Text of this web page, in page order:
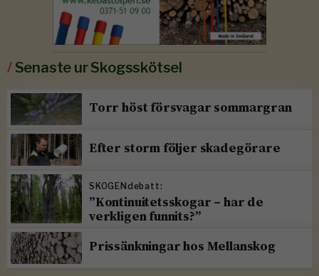
/Senaste ur Skogsskötsel
Torr höst försvagar sommargran
Efter storm följer skadegörare
SKOGENdebatt:
”Kontinuitetsskogar – har de
verkligen funnits?”
Prissänkningar hos Mellanskog